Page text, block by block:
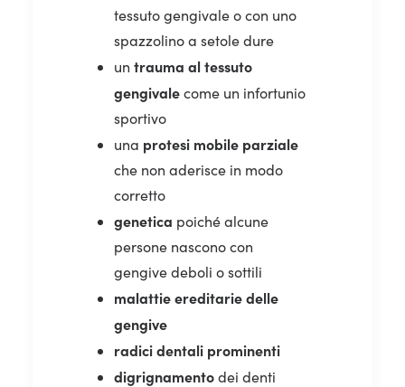
tessuto gengivale o con uno
spazzolino a setole dure
un trauma al tessuto
gengivalecome un infortunio
sportivo
una protesi mobile parziale
che non aderisce in modo
corretto
genetica poiché alcune
persone nascono con
gengive deboli o sottili
malattie ereditarie delle
gengive
radici dentali prominenti
digrignamentodei denti